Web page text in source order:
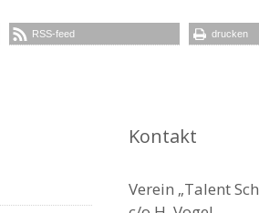
RSS-feed drucken
Kontakt
Verein „Talent